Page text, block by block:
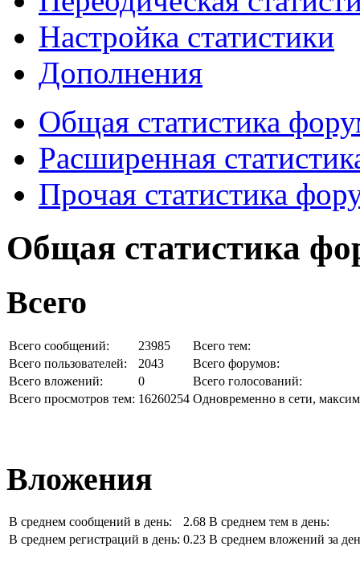
Настройка статистики
Дополнения
Общая статистика
Расширенная
Прочая статистика
Общая статистика
Всего
Всего сообщений: 23985
Всего тем:
Всего пользователей:
2043
Всего форумов:
Всего вложений:
0
Всего голосований:
Всего просмотров тем: 16260254 Одновременно в сети,
Вложения
В среднем сообщений в день: 2.68 В среднем тем в день:
В среднем регистраций в день: 0.23 В среднем вложений за